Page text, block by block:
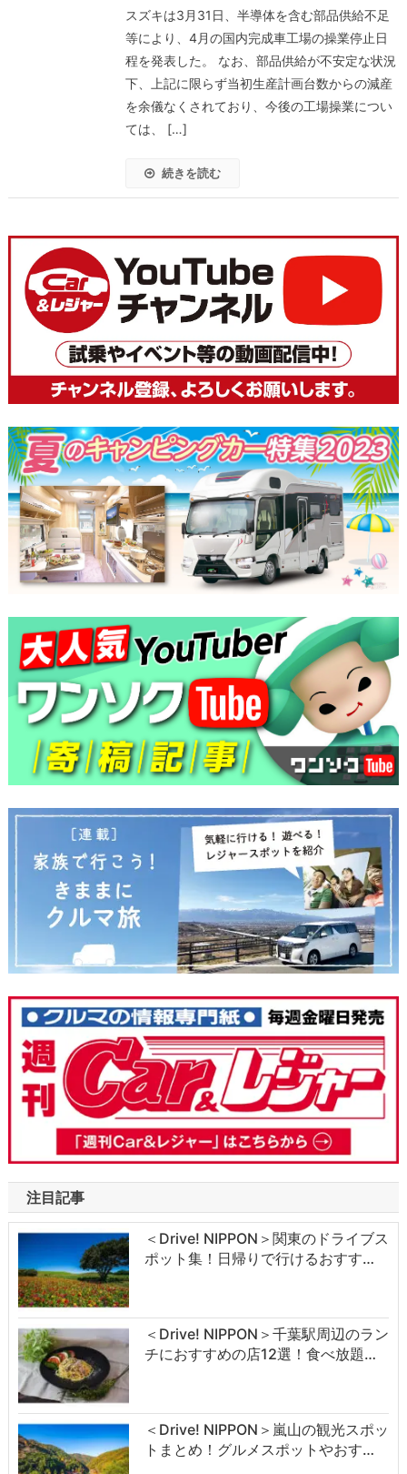
スズキは3月31日、半導体を含む部品供給不足
等により、4月の国内完成車工場の操業停止日
程を発表した。 なお、部品供給が不安定な状況
下、上記に限らず当初生産計画台数からの減産
を余儀なくされており、今後の工場操業につい
ては、 […]
続きを読む
注目記事
＜Drive! NIPPON＞関東のドライブス
ポット集！日帰りで行けるおすす…
＜Drive! NIPPON＞千葉駅周辺のラン
チにおすすめの店12選！食べ放題…
＜Drive! NIPPON＞嵐山の観光スポッ
トまとめ！グルメスポットやおす…